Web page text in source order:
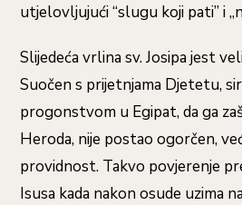
utjelovljujući “slugu koji pati” i
Slijedeća vrlina sv. Josipa jest
Suočen s prijetnjama Djetetu,
progonstvom u Egipat, da ga
Heroda, nije postao ogorčen,
providnost. Takvo povjerenje
Isusa kada nakon osude uzima